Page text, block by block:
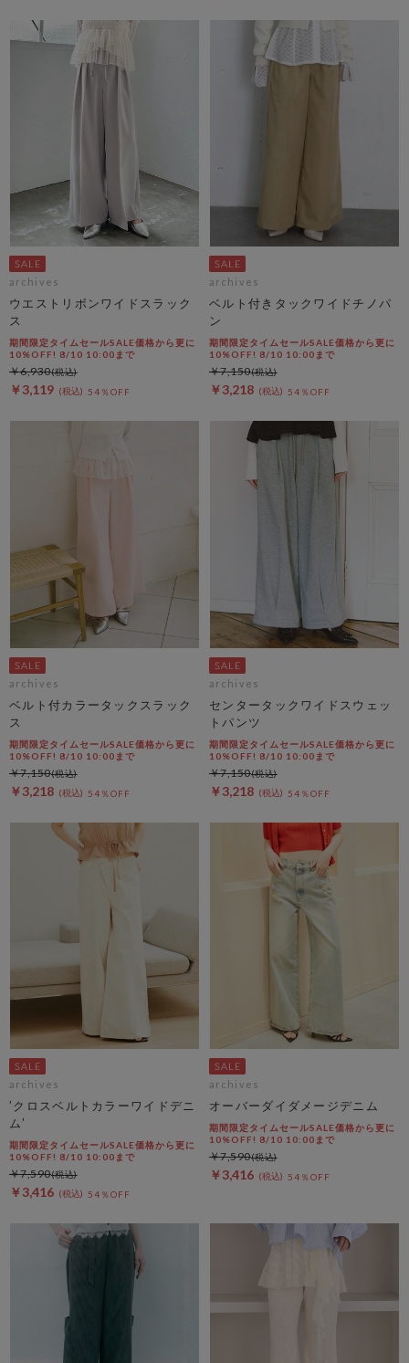
archives
ウエストリボンワイドスラック
ス
期間限定タイムセールSALE価格から更に
10%OFF! 8/10 10:00まで
￥3,119 54％OFF
￥6,930
archives
ベルト付きタックワイドチノパ
ン
期間限定タイムセールSALE価格から更に
10%OFF! 8/10 10:00まで
￥3,218 54％OFF
￥7,150
archives
ベルト付カラータックスラック
ス
期間限定タイムセールSALE価格から更に
10%OFF! 8/10 10:00まで
￥3,218 54％OFF
￥7,150
archives
センタータックワイドスウェッ
トパンツ
期間限定タイムセールSALE価格から更に
10%OFF! 8/10 10:00まで
￥3,218 54％OFF
￥7,150
archives
’クロスベルトカラーワイドデニ
ム’
期間限定タイムセールSALE価格から更に
10%OFF! 8/10 10:00まで
￥3,416 54％OFF
￥7,590
archives
オーバーダイダメージデニム
期間限定タイムセールSALE価格から更に
10%OFF! 8/10 10:00まで
￥3,416 54％OFF
￥7,590